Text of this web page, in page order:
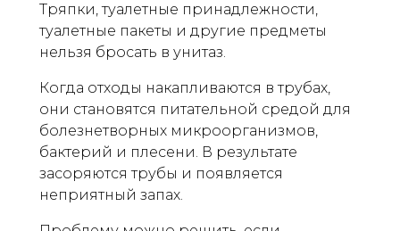
Тряпки, туалетные принадлежности,
туалетные пакеты и другие предметы
нельзя бросать в унитаз.
Когда отходы накапливаются в трубах,
они становятся питательной средой для
болезнетворных микроорганизмов,
бактерий и плесени. В результате
засоряются трубы и появляется
неприятный запах.